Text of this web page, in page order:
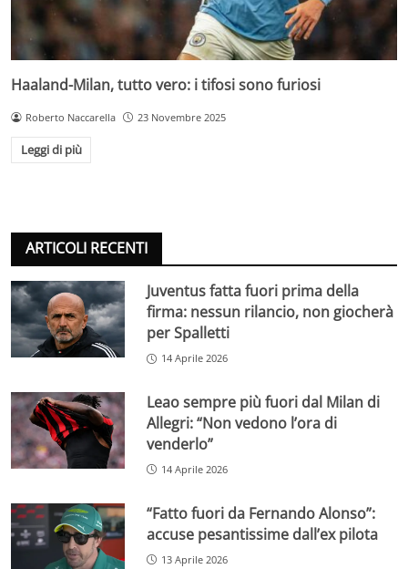
Haaland-Milan, tutto vero: i tifosi sono furiosi
Roberto Naccarella 23 Novembre 2025
Leggi di più
ARTICOLI RECENTI
Juventus fatta fuori prima della
firma: nessun rilancio, non giocherà
per Spalletti
14 Aprile 2026
Leao sempre più fuori dal Milan di
Allegri: “Non vedono l’ora di
venderlo”
14 Aprile 2026
“Fatto fuori da Fernando Alonso”:
accuse pesantissime dall’ex pilota
13 Aprile 2026